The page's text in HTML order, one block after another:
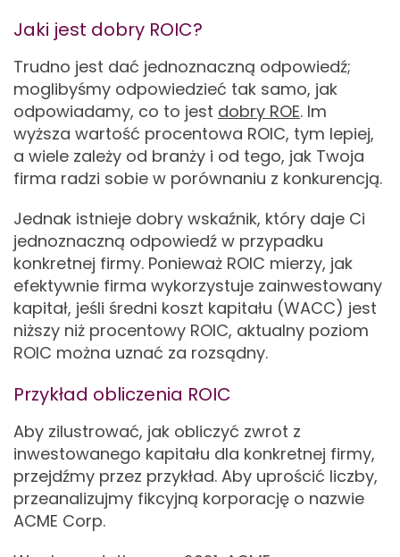
Jaki jest dobry ROIC?
Trudno jest dać jednoznaczną odpowiedź;
moglibyśmy odpowiedzieć tak samo, jak
odpowiadamy, co to jest dobry ROE. Im
wyższa wartość procentowa ROIC, tym lepiej,
a wiele zależy od branży i od tego, jak Twoja
firma radzi sobie w porównaniu z konkurencją.
Jednak istnieje dobry wskaźnik, który daje Ci
jednoznaczną odpowiedź w przypadku
konkretnej firmy. Ponieważ ROIC mierzy, jak
efektywnie firma wykorzystuje zainwestowany
kapitał, jeśli średni koszt kapitału (WACC) jest
niższy niż procentowy ROIC, aktualny poziom
ROIC można uznać za rozsądny.
Przykład obliczenia ROIC
Aby zilustrować, jak obliczyć zwrot z
inwestowanego kapitału dla konkretnej firmy,
przejdźmy przez przykład. Aby uprościć liczby,
przeanalizujmy fikcyjną korporację o nazwie
ACME Corp.